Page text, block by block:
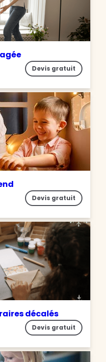
Devis gratuit
Devis gratuit
décalés
Devis gratuit